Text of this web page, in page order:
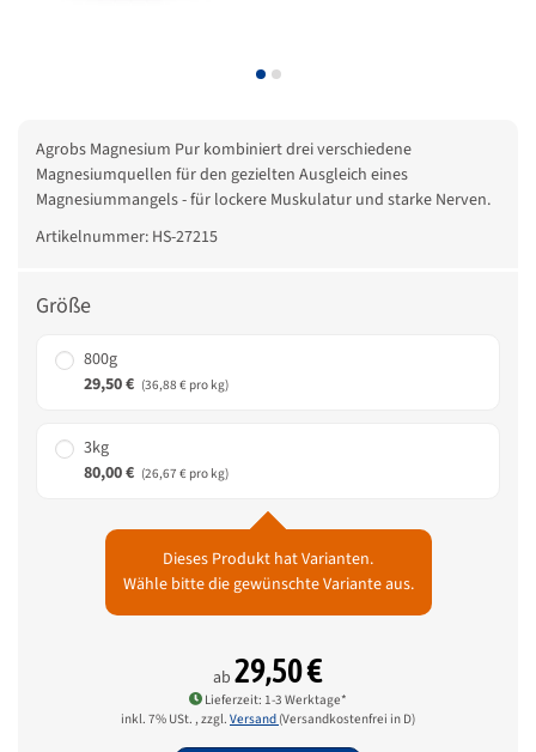
Agrobs Magnesium Pur kombiniert drei verschiedene
Magnesiumquellen für den gezielten Ausgleich eines
Magnesiummangels - für lockere Muskulatur und starke Nerven.
Artikelnummer: HS-27215
Größe
800g
29,50 € (36,88 € pro kg)
3kg
80,00 € (26,67 € pro kg)
Dieses Produkt hat Varianten.
Wähle bitte die gewünschte Variante aus.
ab 29,50 €
Lieferzeit: 1-3 Werktage*
inkl. 7% USt. , zzgl. Versand (Versandkostenfrei in D)